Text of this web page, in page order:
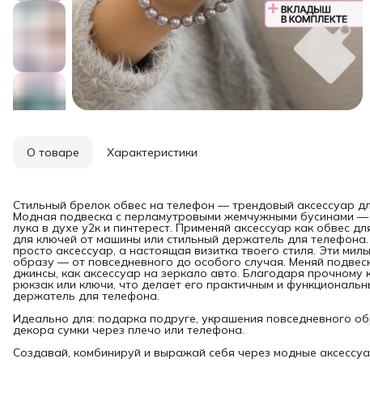
О товаре Характеристики
Стильный брелок обвес на телефон — трендовый аксессуар
Модная подвеска с перламутровыми жемчужными бусинами —
лука в духе у2к и пинтерест. Применяй аксессуар как обвес
для ключей от машины или стильный держатель для
просто аксессуар, а настоящая визитка твоего стиля. Эти
образу — от повседневного до особого случая. Меняй
джинсы, как аксессуар на зеркало авто. Благодаря
рюкзак или ключи, что делает его практичным и
держатель для телефона.
Идеально для: подарка подруге, украшения повседневного
декора сумки через плечо или телефона.
Создавай, комбинируй и выражай себя через модные